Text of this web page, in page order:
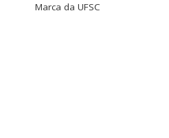
Marca da UFSC